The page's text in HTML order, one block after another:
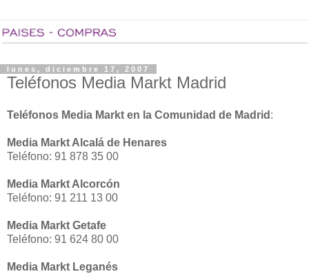
lunes, diciembre 17, 2007
Teléfonos Media Markt Madrid
Teléfonos Media Markt en la Comunidad de Madrid :
Media Markt Alcalá de Henares
Teléfono: 91 878 35 00
Media Markt Alcorcón
Teléfono: 91 211 13 00
Media Markt Getafe
Teléfono: 91 624 80 00
Media Markt Leganés